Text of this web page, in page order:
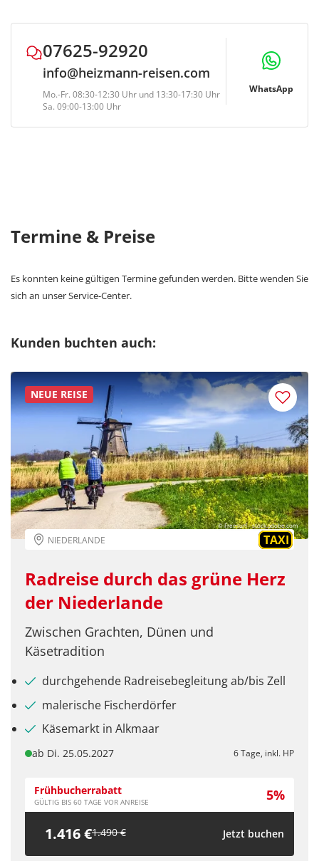
07625-92920
info@heizmann-reisen.com
Mo.-Fr. 08:30-12:30 Uhr und 13:30-17:30 Uhr
Sa. 09:00-13:00 Uhr
WhatsApp
Termine & Preise
Es konnten keine gültigen Termine gefunden werden. Bitte wenden Sie
sich an unser Service-Center.
Kunden buchten auch:
NEUE REISE
© Freesurf - stock.adobe.com
NIEDERLANDE TAXI
Radreise durch das grüne Herz
der Niederlande
Zwischen Grachten, Dünen und
Käsetradition
durchgehende Radreisebegleitung ab/bis Zell
malerische Fischerdörfer
Käsemarkt in Alkmaar
ab Di. 25.05.2027 6 Tage, inkl. HP
Frühbucherrabatt
GÜLTIG BIS 60 TAGE VOR ANREISE 5%
1.416 €1.490 € Jetzt buchen